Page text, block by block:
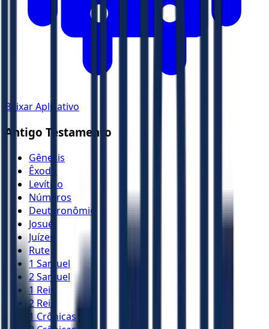
Baixar Aplicativo
Antigo Testamento
Gênesis
Êxodo
Levítico
Números
Deuteronômio
Josué
Juízes
Rute
1 Samuel
2 Samuel
1 Reis
2 Reis
1 Crônicas